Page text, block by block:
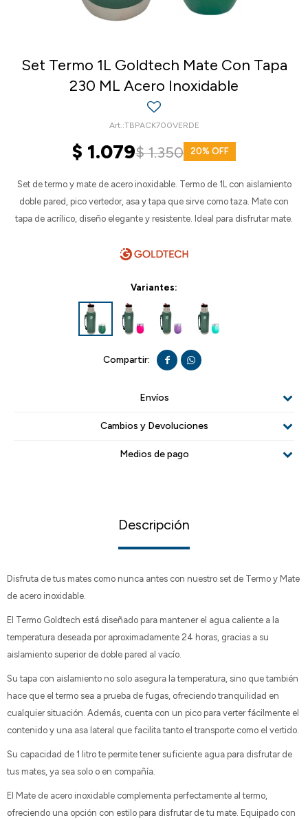
Set Termo 1L Goldtech Mate Con Tapa
230 ML Acero Inoxidable
TBPACK700VERDE
$ 1.079$1.350 20
Set de termo y mate de acero inoxidable. Termo de 1L con aislamiento
doble pared, pico vertedor, asa y tapa que sirve como taza. Mate con
tapa de acrílico, diseño elegante y resistente. Ideal para disfrutar mate.
Variantes:
 
Envíos
Cambios y Devoluciones
Medios de pago
Descripción
Disfruta de tus mates como nunca antes con nuestro set de Termo y Mate
de acero inoxidable.
El Termo Goldtech está diseñado para mantener el agua caliente a la
temperatura deseada por aproximadamente 24 horas, gracias a su
aislamiento superior de doble pared al vacío.
Su tapa con aislamiento no solo asegura la temperatura, sino que también
hace que el termo sea a prueba de fugas, ofreciendo tranquilidad en
cualquier situación. Además, cuenta con un pico para verter fácilmente el
contenido y una asa lateral que facilita tanto el transporte como el vertido.
Su capacidad de 1 litro te permite tener suficiente agua para disfrutar de
tus mates, ya sea solo o en compañía.
El Mate de acero inoxidable complementa perfectamente al termo,
ofreciendo una opción con estilo para disfrutar de tu mate. Equipado con